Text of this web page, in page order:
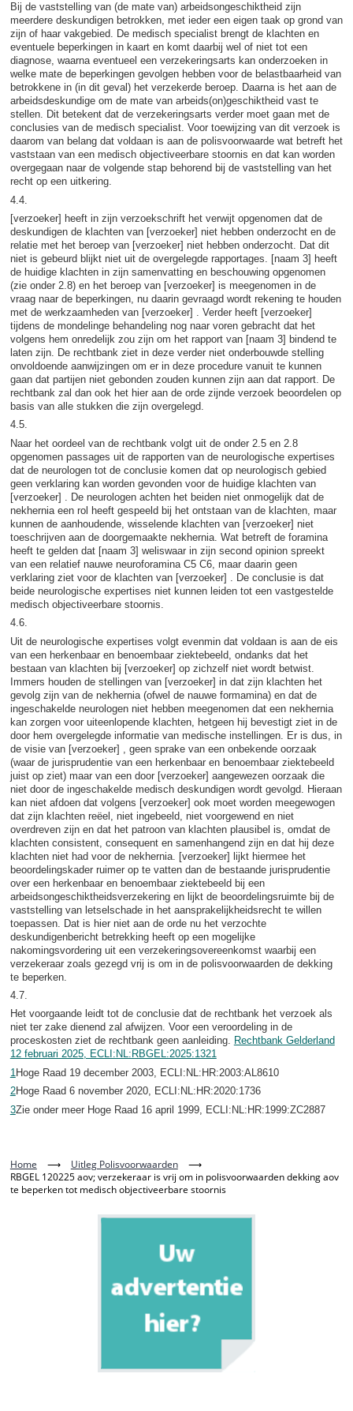
Bij de vaststelling van (de mate van) arbeidsongeschiktheid zijn
meerdere deskundigen betrokken, met ieder een eigen taak op grond van
zijn of haar vakgebied. De medisch specialist brengt de klachten en
eventuele beperkingen in kaart en komt daarbij wel of niet tot een
diagnose, waarna eventueel een verzekeringsarts kan onderzoeken in
welke mate de beperkingen gevolgen hebben voor de belastbaarheid van
betrokkene in (in dit geval) het verzekerde beroep. Daarna is het aan de
arbeidsdeskundige om de mate van arbeids(on)geschiktheid vast te
stellen. Dit betekent dat de verzekeringsarts verder moet gaan met de
conclusies van de medisch specialist. Voor toewijzing van dit verzoek is
daarom van belang dat voldaan is aan de polisvoorwaarde wat betreft het
vaststaan van een medisch objectiveerbare stoornis en dat kan worden
overgegaan naar de volgende stap behorend bij de vaststelling van het
recht op een uitkering.
4.4.
[verzoeker] heeft in zijn verzoekschrift het verwijt opgenomen dat de
deskundigen de klachten van [verzoeker] niet hebben onderzocht en de
relatie met het beroep van [verzoeker] niet hebben onderzocht. Dat dit
niet is gebeurd blijkt niet uit de overgelegde rapportages. [naam 3] heeft
de huidige klachten in zijn samenvatting en beschouwing opgenomen
(zie onder 2.8) en het beroep van [verzoeker] is meegenomen in de
vraag naar de beperkingen, nu daarin gevraagd wordt rekening te houden
met de werkzaamheden van [verzoeker] . Verder heeft [verzoeker]
tijdens de mondelinge behandeling nog naar voren gebracht dat het
volgens hem onredelijk zou zijn om het rapport van [naam 3] bindend te
laten zijn. De rechtbank ziet in deze verder niet onderbouwde stelling
onvoldoende aanwijzingen om er in deze procedure vanuit te kunnen
gaan dat partijen niet gebonden zouden kunnen zijn aan dat rapport. De
rechtbank zal dan ook het hier aan de orde zijnde verzoek beoordelen op
basis van alle stukken die zijn overgelegd.
4.5.
Naar het oordeel van de rechtbank volgt uit de onder 2.5 en 2.8
opgenomen passages uit de rapporten van de neurologische expertises
dat de neurologen tot de conclusie komen dat op neurologisch gebied
geen verklaring kan worden gevonden voor de huidige klachten van
[verzoeker] . De neurologen achten het beiden niet onmogelijk dat de
nekhernia een rol heeft gespeeld bij het ontstaan van de klachten, maar
kunnen de aanhoudende, wisselende klachten van [verzoeker] niet
toeschrijven aan de doorgemaakte nekhernia. Wat betreft de foramina
heeft te gelden dat [naam 3] weliswaar in zijn second opinion spreekt
van een relatief nauwe neuroforamina C5 C6, maar daarin geen
verklaring ziet voor de klachten van [verzoeker] . De conclusie is dat
beide neurologische expertises niet kunnen leiden tot een vastgestelde
medisch objectiveerbare stoornis.
4.6.
Uit de neurologische expertises volgt evenmin dat voldaan is aan de eis
van een herkenbaar en benoembaar ziektebeeld, ondanks dat het
bestaan van klachten bij [verzoeker] op zichzelf niet wordt betwist.
Immers houden de stellingen van [verzoeker] in dat zijn klachten het
gevolg zijn van de nekhernia (ofwel de nauwe formamina) en dat de
ingeschakelde neurologen niet hebben meegenomen dat een nekhernia
kan zorgen voor uiteenlopende klachten, hetgeen hij bevestigt ziet in de
door hem overgelegde informatie van medische instellingen. Er is dus, in
de visie van [verzoeker] , geen sprake van een onbekende oorzaak
(waar de jurisprudentie van een herkenbaar en benoembaar ziektebeeld
juist op ziet) maar van een door [verzoeker] aangewezen oorzaak die
niet door de ingeschakelde medisch deskundigen wordt gevolgd. Hieraan
kan niet afdoen dat volgens [verzoeker] ook moet worden meegewogen
dat zijn klachten reëel, niet ingebeeld, niet voorgewend en niet
overdreven zijn en dat het patroon van klachten plausibel is, omdat de
klachten consistent, consequent en samenhangend zijn en dat hij deze
klachten niet had voor de nekhernia. [verzoeker] lijkt hiermee het
beoordelingskader ruimer op te vatten dan de bestaande jurisprudentie
over een herkenbaar en benoembaar ziektebeeld bij een
arbeidsongeschiktheidsverzekering en lijkt de beoordelingsruimte bij de
vaststelling van letselschade in het aansprakelijkheidsrecht te willen
toepassen. Dat is hier niet aan de orde nu het verzochte
deskundigenbericht betrekking heeft op een mogelijke
nakomingsvordering uit een verzekeringsovereenkomst waarbij een
verzekeraar zoals gezegd vrij is om in de polisvoorwaarden de dekking
te beperken.
4.7.
Het voorgaande leidt tot de conclusie dat de rechtbank het verzoek als
niet ter zake dienend zal afwijzen. Voor een veroordeling in de
proceskosten ziet de rechtbank geen aanleiding. Rechtbank Gelderland
12 februari 2025, ECLI:NL:RBGEL:2025:1321
1 Hoge Raad 19 december 2003, ECLI:NL:HR:2003:AL8610
2Hoge Raad 6 november 2020, ECLI:NL:HR:2020:1736
3Zie onder meer Hoge Raad 16 april 1999, ECLI:NL:HR:1999:ZC2887
Home ⟶ Uitleg Polisvoorwaarden
⟶
RBGEL 120225 aov; verzekeraar is vrij om in polisvoorwaarden dekking aov
te beperken tot medisch objectiveerbare stoornis